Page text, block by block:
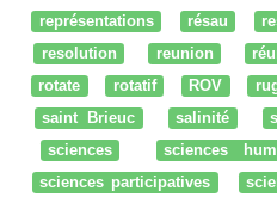
représentations
résau
resolution
reunion
rotate
rotatif ROV
saint Brieuc
salinité
sciences
sciences
sciences participatives